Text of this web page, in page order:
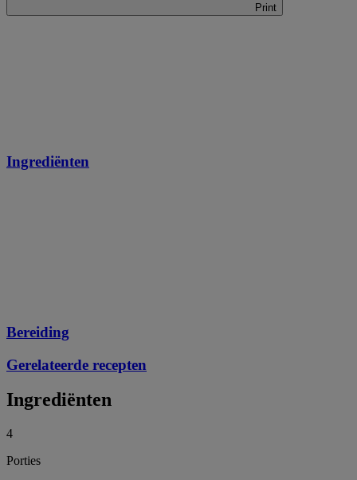
Print
Ingrediënten
Bereiding
Gerelateerde recepten
Ingrediënten
4
Porties